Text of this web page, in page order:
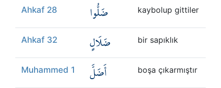
Ahkaf 28 ضَلُّوا kaybolup gittiler
Ahkaf 32 ضَلَالٍ bir sapıklık
Muhammed 1 أَضَلَّ boşa çıkarmıştır